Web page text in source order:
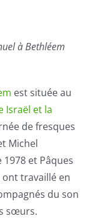
à Bethléem
est située au
Israël et la
de fresques
Michel
et Pâques
ont travaillé en
du son
sœurs.